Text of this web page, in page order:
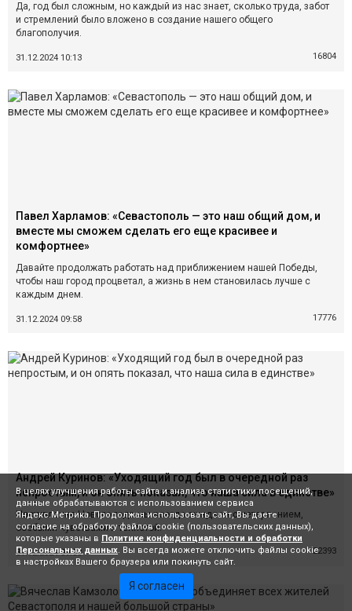
Да, год был сложным, но каждый из нас знает, сколько труда, забот
и стремлений было вложено в создание нашего общего
благополучия.
31.12.2024 10:13 16804
Павел Харламов: «Севастополь — это наш общий дом, и
вместе мы сможем сделать его еще красивее и
комфортнее»
Давайте продолжать работать над приближением нашей Победы,
чтобы наш город процветал, а жизнь в нем становилась лучше с
каждым днем.
31.12.2024 09:58 17776
Андрей Куринов: «Уходящий год был в очередной раз
непростым, и он опять показал, что наша сила в единстве»
Наступление Нового года мы всегда ожидаем с нетерпением,
особыми чувствами и теплотой.
31.12.2024 09:53 22393
В целях улучшения работы сайта и анализа статистики посещений,
данные обрабатываются с использованием сервиса
Яндекс.Метрика. Продолжая использовать сайт, Вы даете
согласие на обработку файлов cookie (пользовательских данных),
которые указаны в Политике конфиденциальности и обработки
Персональных данных . Вы всегда можете отключить файлы cookie
в настройках Вашего браузера или покинуть сайт.
Я согласен